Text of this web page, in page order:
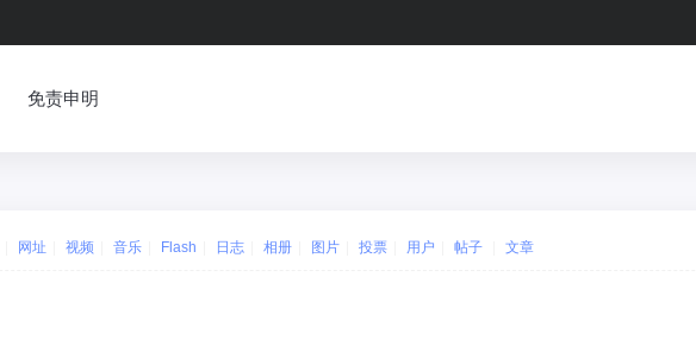
免责申明
网址 视频 音乐 Flash 日志 相册 图片 投票 用户 帖子 文章